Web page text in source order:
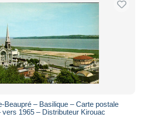
Beaupré – Basilique – Carte postale
vers 1965 – Distributeur Kirouac